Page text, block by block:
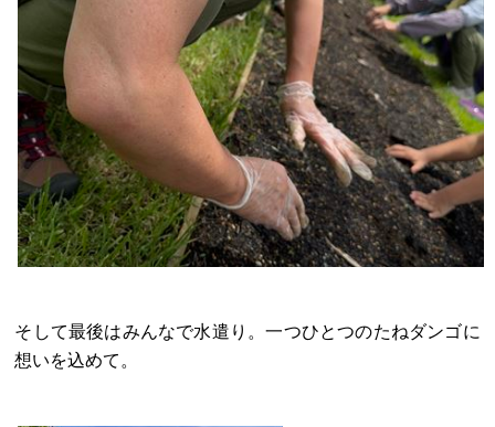
そして最後はみんなで水遣り。一つひとつのたねダンゴに
想いを込めて。